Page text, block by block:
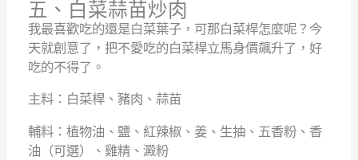
五、白菜蒜苗炒肉
我最喜歡吃的還是白菜葉子，可那白菜桿怎麼呢？今
天就創意了，把不愛吃的白菜桿立馬身價飆升了，好
吃的不得了。
主料：白菜桿、豬肉、蒜苗
輔料：植物油、鹽、紅辣椒、姜、生抽、五香粉、香
油（可選）、雞精、澱粉